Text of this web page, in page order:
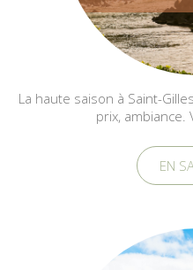
La haute saison à Saint-
prix, ambiance.
EN